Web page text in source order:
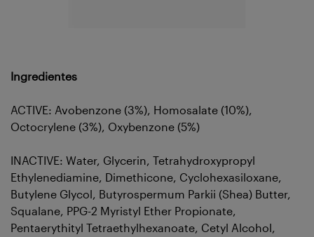
Ingredientes
ACTIVE: Avobenzone (3%), Homosalate (10%),
Octocrylene (3%), Oxybenzone (5%)
INACTIVE: Water, Glycerin, Tetrahydroxypropyl
Ethylenediamine, Dimethicone, Cyclohexasiloxane,
Butylene Glycol, Butyrospermum Parkii (Shea) Butter,
Squalane, PPG-2 Myristyl Ether Propionate,
Pentaerythityl Tetraethylhexanoate, Cetyl Alcohol,